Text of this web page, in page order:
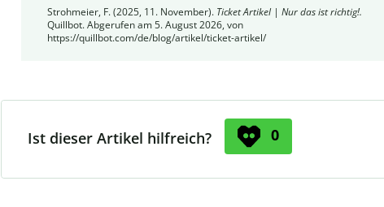
Strohmeier, F. (2025, 11. November). Ticket Artikel | Nur das ist richtig!.
Quillbot. Abgerufen am 5. August 2026, von
https://quillbot.com/de/blog/artikel/ticket-artikel/
Ist dieser Artikel hilfreich? 0